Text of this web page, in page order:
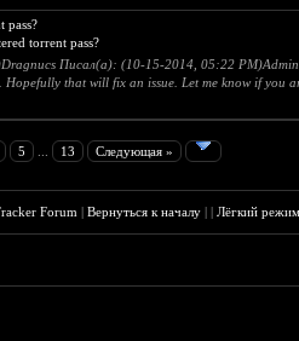
pass?
torrent pass?
Писал(а): (10-15-2014, 05:22
Hopefully that will fix an issue. Let me know if you
5 13 Следующая »
Forum |Вернуться к началу ||Лёгкий